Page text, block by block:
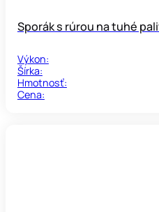
Sporák s rúrou na tuhé
Výkon:
Šírka:
Hmotnosť:
Cena: